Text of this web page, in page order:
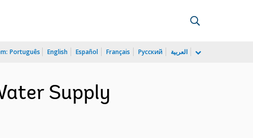
Português English Español Français Русский العربية
Supply